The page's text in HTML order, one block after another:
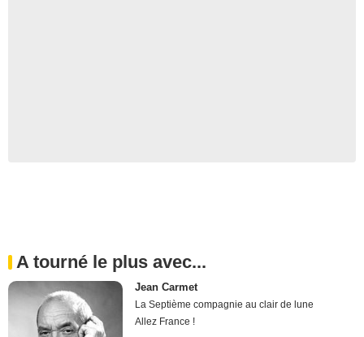
A tourné le plus avec...
Jean Carmet
La Septième compagnie au clair de lune
Allez France !